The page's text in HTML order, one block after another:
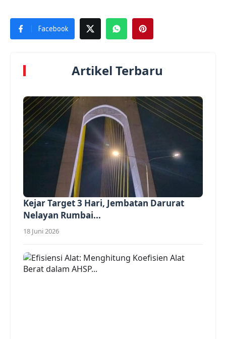
Facebook
Artikel Terbaru
Kejar Target 3 Hari, Jembatan Darurat
Nelayan Rumbai...
18 Juni 2026